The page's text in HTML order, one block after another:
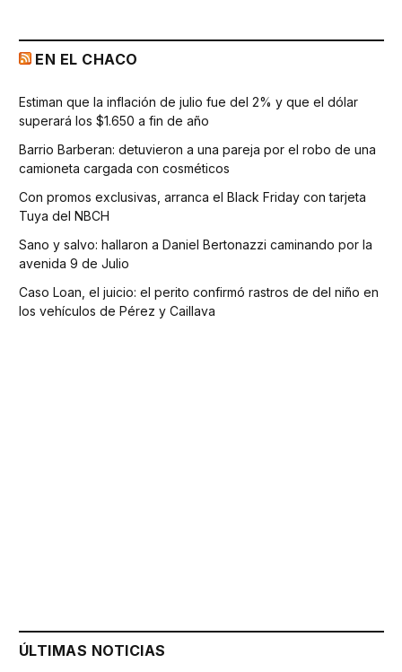
EN EL CHACO
Estiman que la inflación de julio fue del 2% y que el dólar
superará los $1.650 a fin de año
Barrio Barberan: detuvieron a una pareja por el robo de una
camioneta cargada con cosméticos
Con promos exclusivas, arranca el Black Friday con tarjeta
Tuya del NBCH
Sano y salvo: hallaron a Daniel Bertonazzi caminando por la
avenida 9 de Julio
Caso Loan, el juicio: el perito confirmó rastros de del niño en
los vehículos de Pérez y Caillava
ÚLTIMAS NOTICIAS